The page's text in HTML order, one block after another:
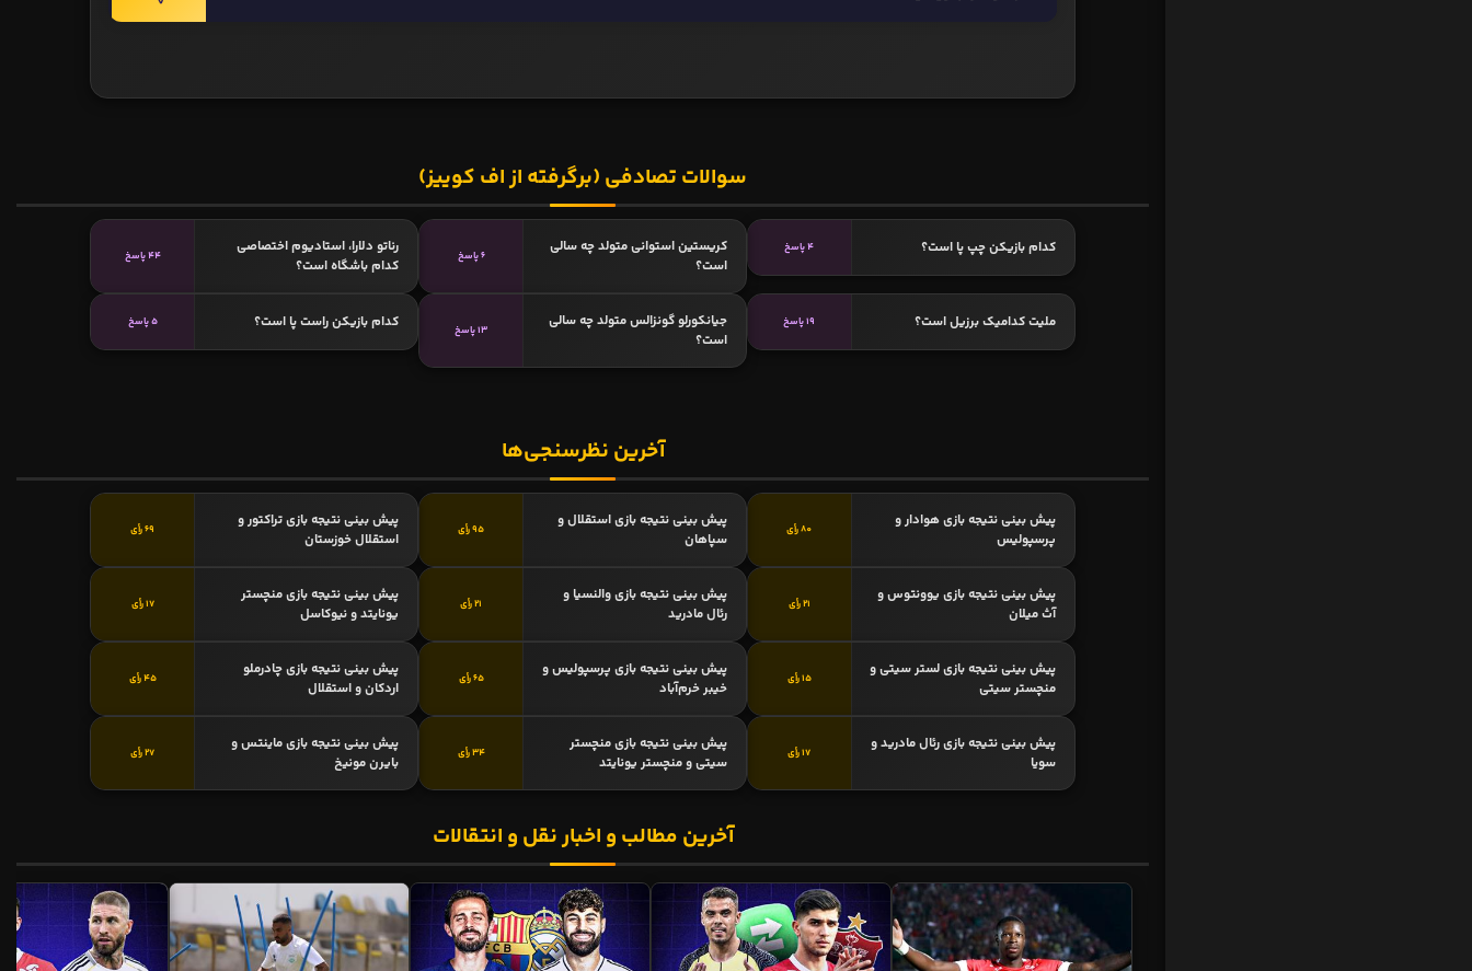
سوالات تصادفی (برگرفته از اف کوییز)
کدام بازیکن چپ پا است؟ 4 پاسخ
کریستین استوانی متولد چه سالی
است؟
6 پاسخ
رناتو دلارا، استادیوم اختصاصی
کدام باشگاه است؟
44 پاسخ
ملیت کدامیک برزیل است؟ 19 پاسخ
جیانکورلو گونزالس متولد چه سالی
است؟
13 پاسخ کدام بازیکن راست پا است؟ 5 پاسخ
آخرین نظرسنجی‌ها
پیش بینی نتیجه بازی هوادار و
پرسپولیس
80 رأی
پیش بینی نتیجه بازی استقلال و
سپاهان
95 رأی
پیش بینی نتیجه بازی تراکتور و
استقلال خوزستان
69 رأی
پیش بینی نتیجه بازی یوونتوس و
آث میلان
21 رأی
پیش بینی نتیجه بازی والنسیا و
رئال مادرید
21 رأی
پیش بینی نتیجه بازی منچستر
یونایتد و نیوکاسل
17 رأی
پیش بینی نتیجه بازی لستر سیتی و
منچستر سیتی
15 رأی
پیش بینی نتیجه بازی پرسپولیس و
خیبر خرم‌آباد
65 رأی
پیش بینی نتیجه بازی چادرملو
اردکان و استقلال
45 رأی
پیش بینی نتیجه بازی رئال مادرید و
سویا
17 رأی
پیش بینی نتیجه بازی منچستر
سیتی و منچستر یونایتد
34 رأی
پیش بینی نتیجه بازی ماینتس و
بایرن مونیخ
27 رأی
آخرین مطالب و اخبار نقل و انتقالات